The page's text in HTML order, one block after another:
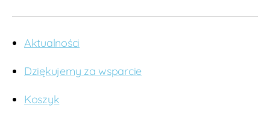
ą
z
p
k
Aktualności
Dziękujemy za wsparcie
Koszyk